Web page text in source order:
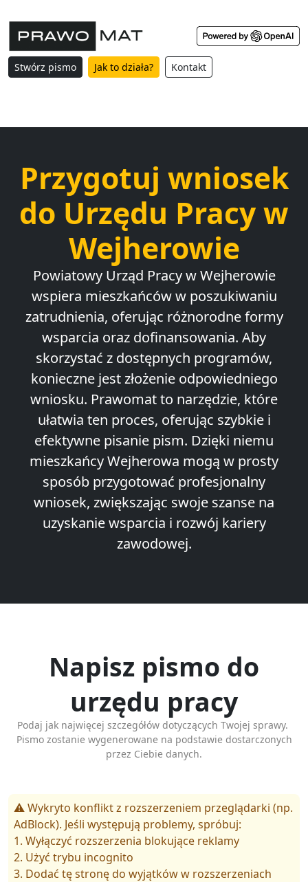
Stwórz pismo Jak to działa? Kontakt
Przygotuj wniosek
do Urzędu Pracy w
Wejherowie
Powiatowy Urząd Pracy w Wejherowie
wspiera mieszkańców w poszukiwaniu
zatrudnienia, oferując różnorodne formy
wsparcia oraz dofinansowania. Aby
skorzystać z dostępnych programów,
konieczne jest złożenie odpowiedniego
wniosku. Prawomat to narzędzie, które
ułatwia ten proces, oferując szybkie i
efektywne pisanie pism. Dzięki niemu
mieszkańcy Wejherowa mogą w prosty
sposób przygotować profesjonalny
wniosek, zwiększając swoje szanse na
uzyskanie wsparcia i rozwój kariery
zawodowej.
Napisz pismo do
urzędu pracy
Podaj jak najwięcej szczegółów dotyczących Twojej sprawy.
Pismo zostanie wygenerowane na podstawie dostarczonych
przez Ciebie danych.
⚠️ Wykryto konflikt z rozszerzeniem przeglądarki (np.
AdBlock). Jeśli występują problemy, spróbuj:
1. Wyłączyć rozszerzenia blokujące reklamy
2. Użyć trybu incognito
3. Dodać tę stronę do wyjątków w rozszerzeniach